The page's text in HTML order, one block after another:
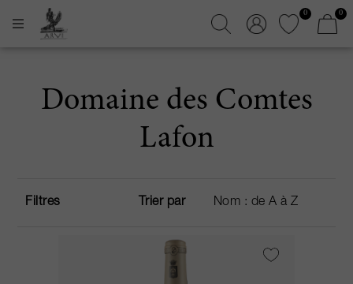
0 0
Domaine des Comtes
Lafon
Filtres Trier par